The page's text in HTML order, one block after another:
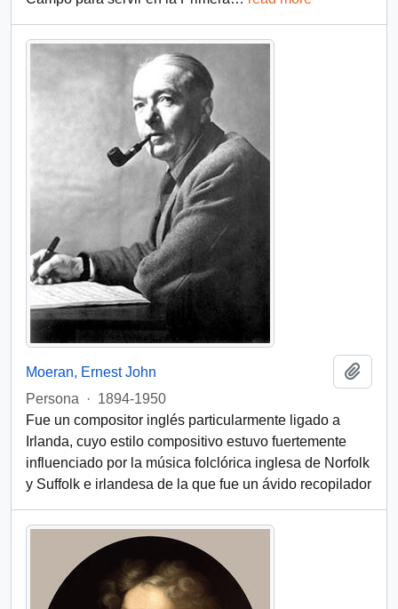
Moeran, Ernest John
Persona
· 1894-1950
Fue un compositor inglés particularmente ligado a
Irlanda, cuyo estilo compositivo estuvo fuertemente
influenciado por la música folclórica inglesa de Norfolk
y Suffolk e irlandesa de la que fue un ávido recopilador